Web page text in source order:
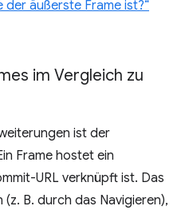
äußerste Frame ist?“
im Vergleich zu
ist der
Frame hostet ein
URL verknüpft ist. Das
B. durch das Navigieren),